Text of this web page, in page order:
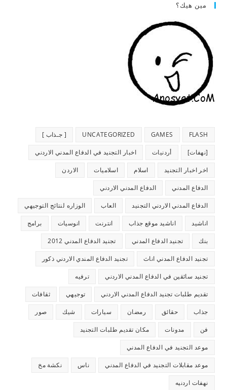
مين هيك؟
FLASH
GAMES
UNCATEGORIZED [ جـذاب ]
[نهفات] أردنيات اخبار التجنيد في الدفاع المدني الاردني
اخر اخبار التجنيد اسلام اسلاميات الاردن
الدفاع المدني الدفاع المدني الاردني
الدفاع المدني الاردني التجنيد العاب الوزاره لنتائج التوجيهي
اناشيد اناشيد موقع جذاب انترنت انوسيات برامج
بنك تجنيد الدفاع المدني تجنيد الدفاع المدني 2012
تجنيد الدفاع المدني اناث تجنيد الدفاع المندي الاردني ذكور
تجنيد سائقين في الدفاع المدني الاردني ترفيه
تقديم طلبات تجنيد الدفاع المدني الاردني توجيهي ثقافات
جذاب حقائق رمضان سيارات شيك صور
فن مدونات مكان تقديم طلبات التجنيد
موعد التجنيد في الدفاع المدني
موعد مقابلات التجنيد في الدفاع المدني ناس نكشة مخ
نهفات اردنيه